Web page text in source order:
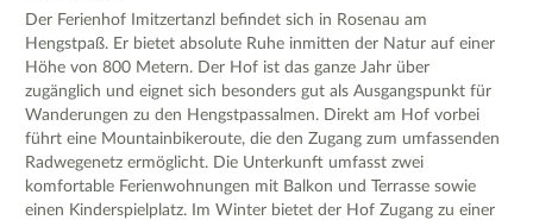
Der Ferienhof Imitzertanzl befindet sich in Rosenau am
Hengstpaß. Er bietet absolute Ruhe inmitten der Natur auf einer
Höhe von 800 Metern. Der Hof ist das ganze Jahr über
zugänglich und eignet sich besonders gut als Ausgangspunkt für
Wanderungen zu den Hengstpassalmen. Direkt am Hof vorbei
führt eine Mountainbikeroute, die den Zugang zum umfassenden
Radwegenetz ermöglicht. Die Unterkunft umfasst zwei
komfortable Ferienwohnungen mit Balkon und Terrasse sowie
einen Kinderspielplatz. Im Winter bietet der Hof Zugang zu einer